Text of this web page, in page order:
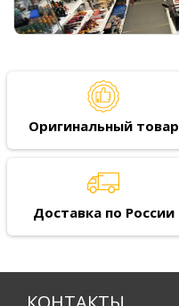
Оригинальный товар
Доставка по России